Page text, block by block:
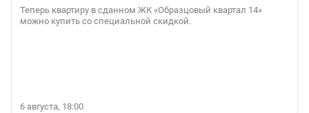
Теперь квартиру в сданном ЖК «Образцовый квартал 14»
можно купить со специальной скидкой.
6 августа, 18:00